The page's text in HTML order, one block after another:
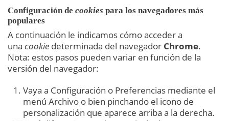
Configuración de cookies para los navegadores más
populares
A continuación le indicamos cómo acceder a
una cookie determinada del navegador Chrome.
Nota: estos pasos pueden variar en función de la
versión del navegador:
Vaya a Configuración o Preferencias mediante el
menú Archivo o bien pinchando el icono de
personalización que aparece arriba a la derecha.